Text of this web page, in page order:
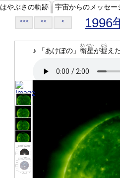
はやぶさの軌跡 宇宙からのメッセー
<<< << < 1996
♪ 「あけぼの」 衛星
えいせい
が捉
とら
え